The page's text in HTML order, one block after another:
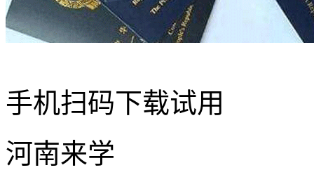
手机扫码下载试用
河南来学